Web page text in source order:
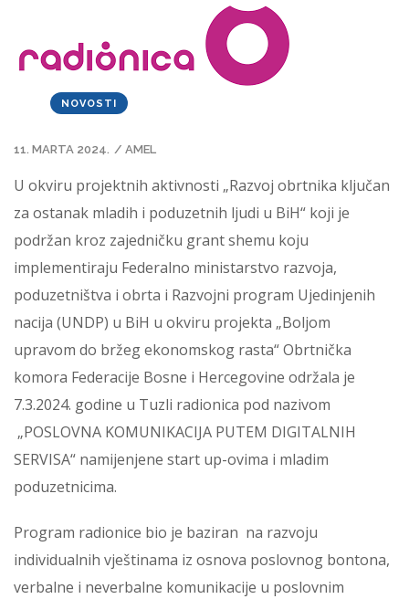
NOVOSTI
11. MARTA 2024. / AMEL
U okviru projektnih aktivnosti „Razvoj obrtnika ključan
za ostanak mladih i poduzetnih ljudi u BiH“ koji je
podržan kroz zajedničku grant shemu koju
implementiraju Federalno ministarstvo razvoja,
poduzetništva i obrta i Razvojni program Ujedinjenih
nacija (UNDP) u BiH u okviru projekta „Boljom
upravom do bržeg ekonomskog rasta“ Obrtnička
komora Federacije Bosne i Hercegovine održala je
7.3.2024. godine u Tuzli radionica pod nazivom
„POSLOVNA KOMUNIKACIJA PUTEM DIGITALNIH
SERVISA“ namijenjene start up-ovima i mladim
poduzetnicima.
Program radionice bio je baziran na razvoju
individualnih vještinama iz osnova poslovnog bontona,
verbalne i neverbalne komunikacije u poslovnim